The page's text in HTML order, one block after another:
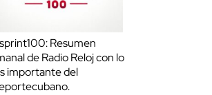
Resumen
de Radio Reloj con lo
importante del